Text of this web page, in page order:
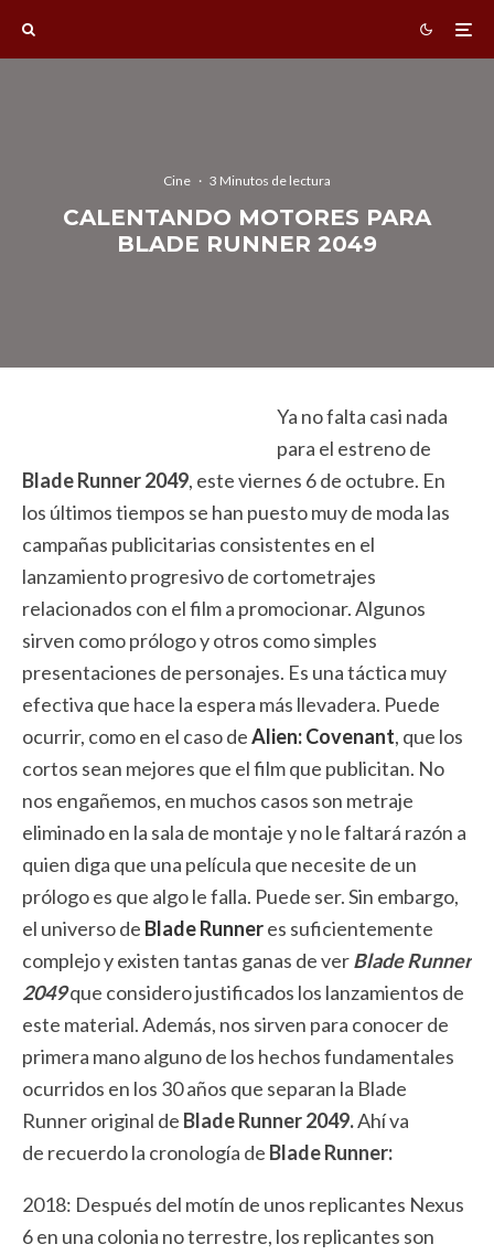
Cine · 3 Minutos de lectura
CALENTANDO MOTORES PARA
BLADE RUNNER 2049
Ya no falta casi nada
para el estreno de
Blade Runner 2049, este viernes 6 de octubre. En
los últimos tiempos se han puesto muy de moda las
campañas publicitarias consistentes en el
lanzamiento progresivo de cortometrajes
relacionados con el film a promocionar. Algunos
sirven como prólogo y otros como simples
presentaciones de personajes. Es una táctica muy
efectiva que hace la espera más llevadera. Puede
ocurrir, como en el caso deAlien: Covenant, que los
cortos sean mejores que el film que publicitan. No
nos engañemos, en muchos casos son metraje
eliminado en la sala de montaje y no le faltará razón a
quien diga que una película que necesite de un
prólogo es que algo le falla. Puede ser. Sin embargo,
el universo de Blade Runneres suficientemente
complejo y existen tantas ganas de verBlade Runner
2049que considero justificados los lanzamientos de
este material. Además, nos sirven para conocer de
primera mano alguno de los hechos fundamentales
ocurridos en los 30 años que separan la Blade
Runner original de Blade Runner 2049.Ahí va
de recuerdo la cronología de Blade Runner:
2018: Después del motín de unos replicantes Nexus
6 en una colonia no terrestre, los replicantes son